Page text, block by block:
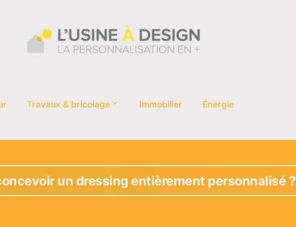
Travaux & bricolage Immobilier Énergie
un dressing entièrement personnalisé ?